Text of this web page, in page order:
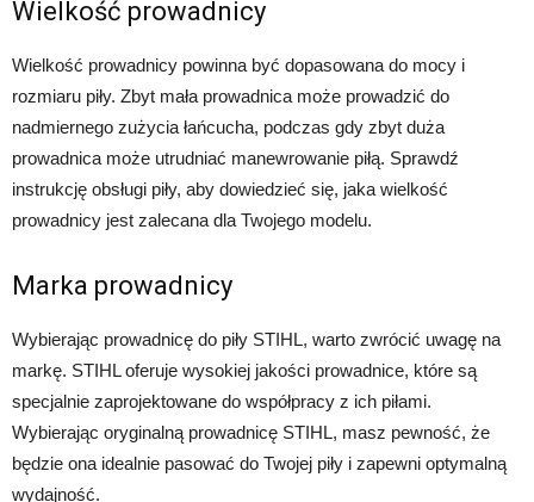
Wielkość prowadnicy
Wielkość prowadnicy powinna być dopasowana do mocy i
rozmiaru piły. Zbyt mała prowadnica może prowadzić do
nadmiernego zużycia łańcucha, podczas gdy zbyt duża
prowadnica może utrudniać manewrowanie piłą. Sprawdź
instrukcję obsługi piły, aby dowiedzieć się, jaka wielkość
prowadnicy jest zalecana dla Twojego modelu.
Marka prowadnicy
Wybierając prowadnicę do piły STIHL, warto zwrócić uwagę na
markę. STIHL oferuje wysokiej jakości prowadnice, które są
specjalnie zaprojektowane do współpracy z ich piłami.
Wybierając oryginalną prowadnicę STIHL, masz pewność, że
będzie ona idealnie pasować do Twojej piły i zapewni optymalną
wydajność.